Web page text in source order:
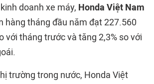
doanh xe máy, Honda Việt Nam
hàng tháng đầu năm đạt 227.560
với tháng trước và tăng 2,3% so với
trường trong nước, Honda Việt